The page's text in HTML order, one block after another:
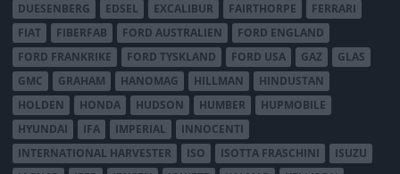
DUESENBERG
EDSEL EXCALIBUR FAIRTHORPE
FERRARI
FIAT
FIBERFAB FORD AUSTRALIEN
FORD ENGLAND
FORD FRANKRIKE
FORD TYSKLAND FORD USA GAZ
GLAS
GMC
GRAHAM HANOMAG HILLMAN
HINDUSTAN
HOLDEN
HONDA HUDSON HUMBER
HUPMOBILE
HYUNDAI
IFA IMPERIAL
INNOCENTI
INTERNATIONAL HARVESTER
ISO ISOTTA FRASCHINI
ISUZU